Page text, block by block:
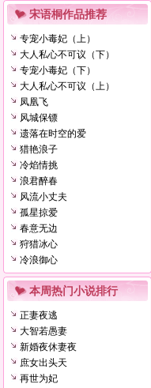
宋语桐作品推荐
专宠小毒妃（上）
大人私心不可议（下）
专宠小毒妃（下）
大人私心不可议（上）
凤凰飞
风城保镖
遗落在时空的爱
猎艳浪子
冷焰情挑
浪君醉春
风流小丈夫
孤星掠爱
春意无边
狩猎冰心
冷浪御心
本周热门小说排行
正妻夜逃
大智若愚妻
新婚夜休妻夜
庶女出头天
再世为妃